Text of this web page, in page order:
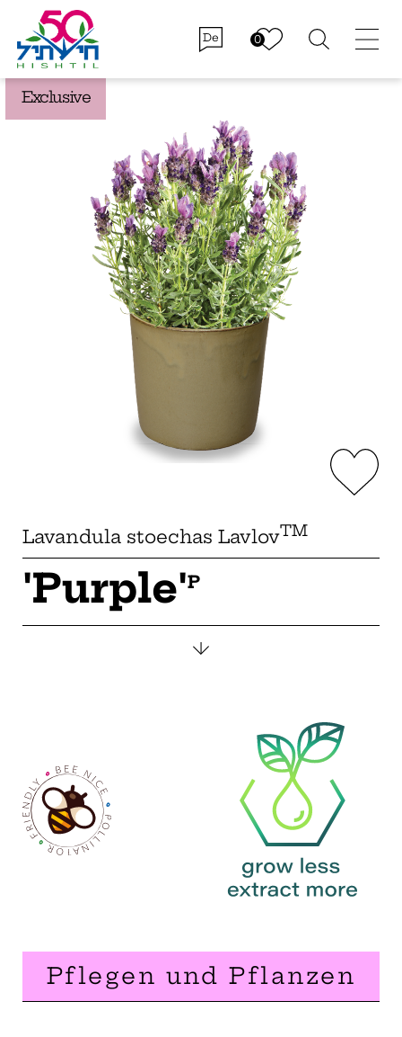
De
Exclusive
Lavandula stoechas LavlovTM
'Purple'P
Pflegen und Pflanzen